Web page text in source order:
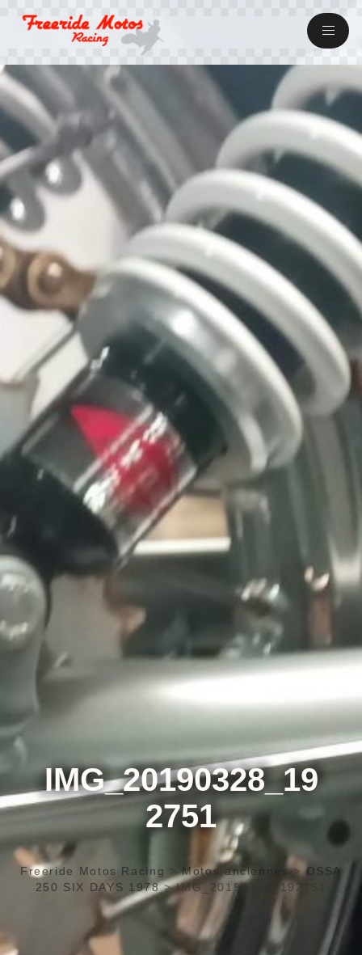
IMG_20190328_19
2751
Freeride Motos Racing >Motos anciennes>OSSA
250 SIX DAYS 1978>IMG_20190328_192751